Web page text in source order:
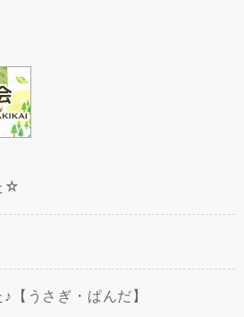
☆
【うさぎ・ぱんだ】